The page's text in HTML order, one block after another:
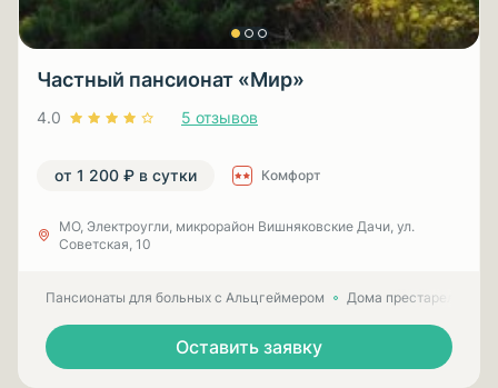
Частный пансионат «Мир»
4.0 5 отзывов
от 1 200 ₽ в сутки Комфорт
МО, Электроугли, микрорайон Вишняковские Дачи, ул.
Советская, 10
Пансионаты для больных с Альцгеймером Дома престарелых
Оставить заявку